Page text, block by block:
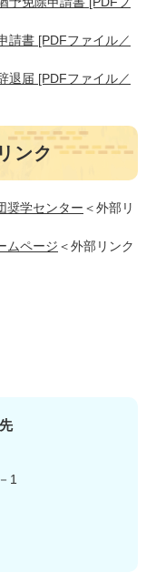
請書 [PDFファイル／
退届 [PDFファイル／
ンク
奨学センター ＜外部リ
ムページ ＜外部リンク
1